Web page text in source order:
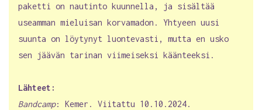
paketti on nautinto kuunnella, ja sisältää
useamman mieluisan korvamadon. Yhtyeen uusi
suunta on löytynyt luontevasti, mutta en usko
sen jäävän tarinan viimeiseksi käänteeksi.
Lähteet:
Bandcamp: Kemer. Viitattu 10.10.2024.